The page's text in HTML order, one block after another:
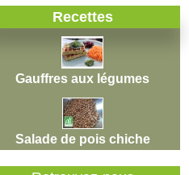
Recettes
Gauffres aux légumes
Salade de pois chiche